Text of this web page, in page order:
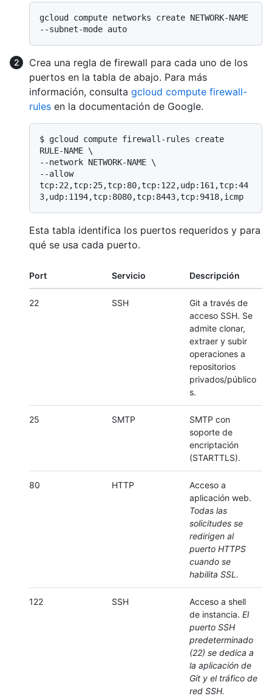
gcloud compute networks create NETWORK-NAME
Crea una regla de firewall para cada uno de los
puertos en la tabla de abajo. Para más
información, consulta gcloud compute firewall-
rules en la documentación de Google.
$ gcloud compute firewall-rules create
RULE-NAME \
--network NETWORK-NAME \
--allow
tcp:22,tcp:25,tcp:80,tcp:122,udp:161,tcp:44
3,udp:1194,tcp:8080,tcp:8443,tcp:9418,icmp
Esta tabla identifica los puertos requeridos y para
qué se usa cada puerto.
Port Servicio Descripción
22 SSH
Git a través de
acceso SSH. Se
admite clonar,
extraer y subir
operaciones a
repositorios
privados/público
s.
25 SMTP
SMTP con
soporte de
encriptación
(STARTTLS).
80 HTTP
Acceso a
aplicación web.
Todas las
solicitudes se
redirigen al
puerto HTTPS
cuando se
habilita SSL.
122 SSH
Acceso a shell
de instancia. El
puerto SSH
predeterminado
(22) se dedica a
la aplicación de
Git y el tráfico de
red SSH.